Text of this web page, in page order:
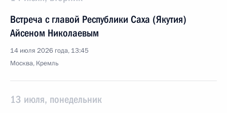
Встреча с главой Республики Саха (Якутия)
Айсеном Николаевым
14 июля 2026 года, 13:45
Москва, Кремль
13 июля, понедельник